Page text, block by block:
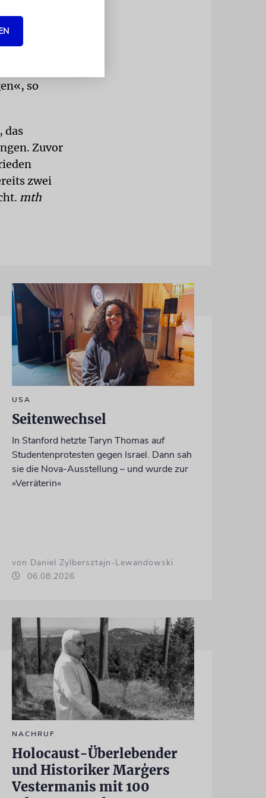
als
wir
so
das
Zuvor
zwei
mth
USA
Seitenwechsel
In Stanford hetzte Taryn Thomas auf
Studentenprotesten gegen Israel. Dann sah
sie die Nova-Ausstellung – und wurde zur
»Verräterin«
von Daniel Zylbersztajn-Lewandowski
06.08.2026
NACHRUF
Holocaust-Überlebender
und Historiker Marģers
Vestermanis mit 100